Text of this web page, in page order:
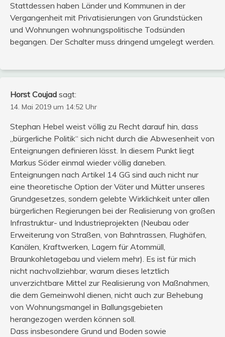
Stattdessen haben Länder und Kommunen in der
Vergangenheit mit Privatisierungen von Grundstücken
und Wohnungen wohnungspolitische Todsünden
begangen. Der Schalter muss dringend umgelegt werden.
Horst Coujad sagt:
14. Mai 2019 um 14:52 Uhr
Stephan Hebel weist völlig zu Recht darauf hin, dass
„bürgerliche Politik“ sich nicht durch die Abwesenheit von
Enteignungen definieren lässt. In diesem Punkt liegt
Markus Söder einmal wieder völlig daneben.
Enteignungen nach Artikel 14 GG sind auch nicht nur
eine theoretische Option der Väter und Mütter unseres
Grundgesetzes, sondern gelebte Wirklichkeit unter allen
bürgerlichen Regierungen bei der Realisierung von großen
Infrastruktur- und Industrieprojekten (Neubau oder
Erweiterung von Straßen, von Bahntrassen, Flughäfen,
Kanälen, Kraftwerken, Lagern für Atommüll,
Braunkohletagebau und vielem mehr). Es ist für mich
nicht nachvollziehbar, warum dieses letztlich
unverzichtbare Mittel zur Realisierung von Maßnahmen,
die dem Gemeinwohl dienen, nicht auch zur Behebung
von Wohnungsmangel in Ballungsgebieten
herangezogen werden können soll.
Dass insbesondere Grund und Boden sowie